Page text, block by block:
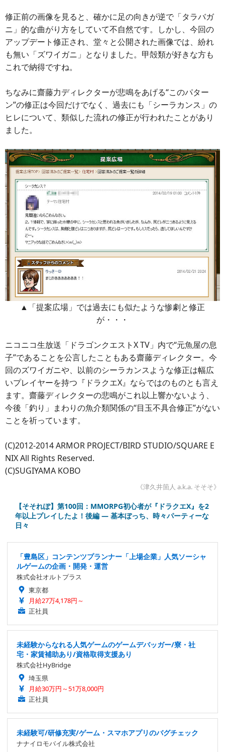
修正前の画像を見ると、確かに足の向きが逆で「タラバガ
ニ」的な曲がり方をしていて不自然です。しかし、今回の
アップデート修正され、堂々と公開された画像では、紛れ
も無い「ズワイガニ」となりました。甲殻類が好きな方も
これで納得ですね。
ちなみに齋藤力ディレクターが悲鳴をあげる“このパター
ン”の修正は今回だけでなく、過去にも「シーラカンス」の
ヒレについて、類似した流れの修正が行われたことがあり
ました。
▲「提案広場」では過去にも似たような惨劇と修正
が・・・
ニコニコ生放送「ドラゴンクエストX TV」内で“元魚屋の息
子”であることを公言したこともある齋藤ディレクター。今
回のズワイガニや、以前のシーラカンスような修正は幅広
いプレイヤーを持つ『ドラクエX』ならではのものとも言え
ます。齋藤ディレクターの悲鳴がこれ以上響かないよう、
今後「釣り」まわりの魚介類関係の“目玉不具合修正”がない
ことを祈っています。
(C)2012-2014 ARMOR PROJECT/BIRD STUDIO/SQUARE E
NIX All Rights Reserved.
(C)SUGIYAMA KOBO
《津久井箇人 a.k.a. そそそ》
【そそれぽ】第100回：MMORPG初心者が『ドラクエX』を2
年以上プレイしたよ！後編 ― 基本ぼっち、時々パーティーな
日々
「豊島区」コンテンツプランナー「上場企業」人気ソーシャ
ルゲームの企画・開発・運営
株式会社オルトプラス
東京都
月給27万4,178円～
正社員
未経験からなれる人気ゲームのゲームデバッガー/寮・社
宅・家賃補助あり/資格取得支援あり
株式会社HyBridge
埼玉県
月給30万円～51万8,000円
正社員
未経験可/研修充実/ゲーム・スマホアプリのバグチェック
ナナイロモバイル株式会社